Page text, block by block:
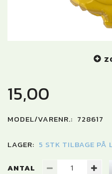
15,00
MODEL/VARENR.: 728617
LAGER: 5 STK TILBAGE PÅ
ANTAL